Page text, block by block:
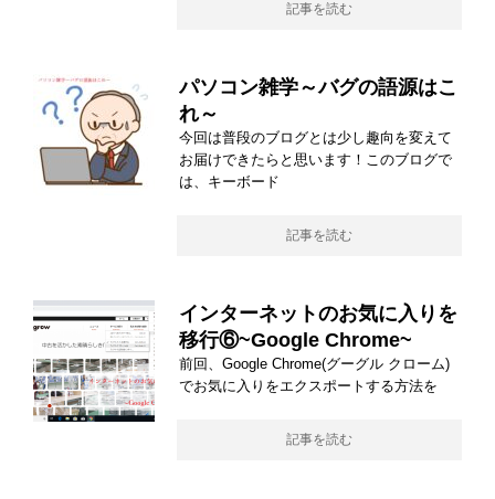
記事を読む
パソコン雑学～バグの語源はこ
れ～
今回は普段のブログとは少し趣向を変えて
お届けできたらと思います！このブログで
は、キーボード
記事を読む
インターネットのお気に入りを
移行⑥~Google Chrome~
前回、Google Chrome(グーグル クローム)
でお気に入りをエクスポートする方法を
記事を読む